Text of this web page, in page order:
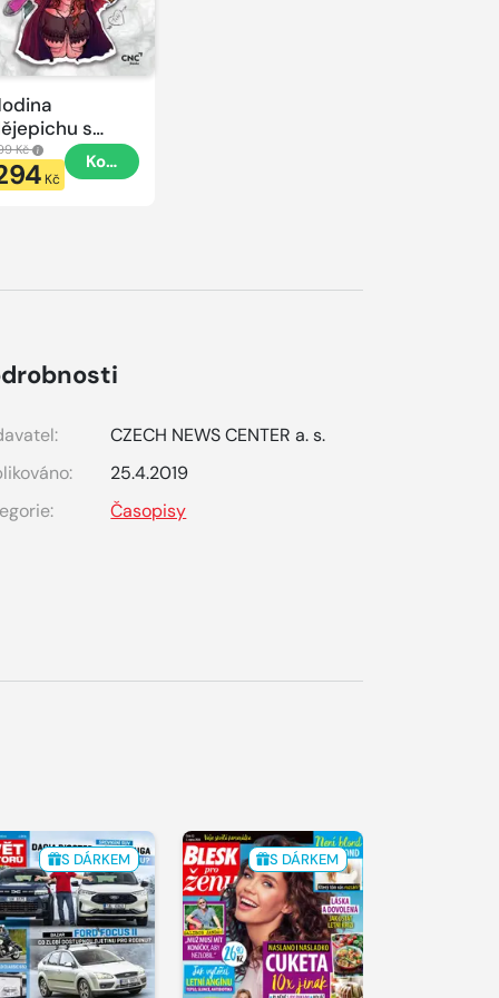
s
Kč
Kč
Koupit
CZECH NEWS CENTER a. s.
25.4.2019
Časopisy
S DÁRKEM S DÁRKEM